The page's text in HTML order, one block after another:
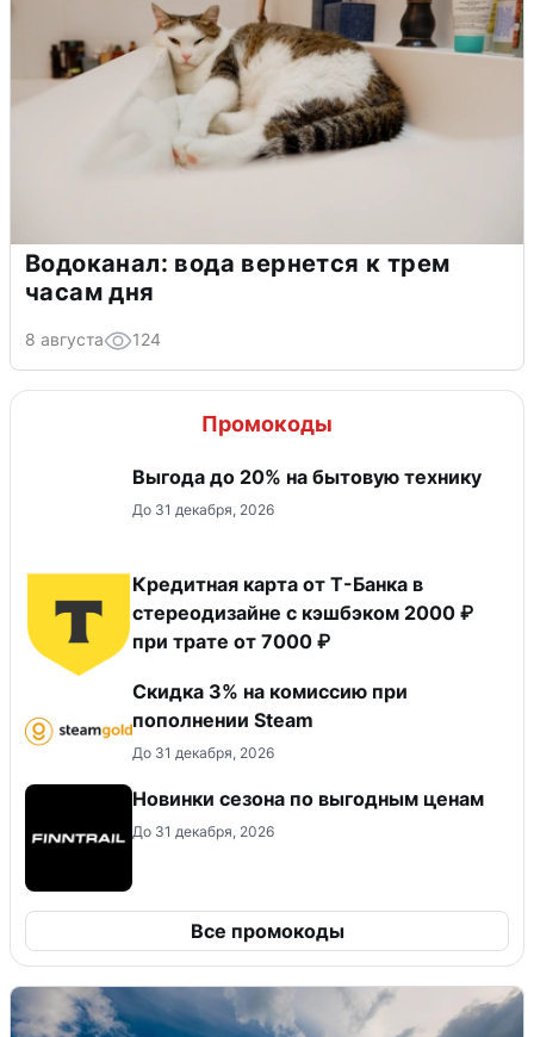
Водоканал: вода вернется к трем
часам дня
8 августа 124
Промокоды
Выгода до 20% на бытовую технику
До 31 декабря, 2026
Кредитная карта от Т-Банка в
стереодизайне с кэшбэком 2000 ₽
при трате от 7000 ₽
Скидка 3% на комиссию при
пополнении Steam
До 31 декабря, 2026
Новинки сезона по выгодным ценам
До 31 декабря, 2026
Все промокоды